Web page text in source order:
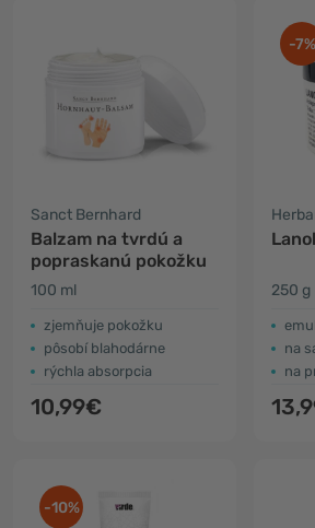
Sanct Bernhard
Balzam na tvrdú a
popraskanú pokožku
100 ml
zjemňuje pokožku
pôsobí blahodárne
rýchla absorpcia
10,99€
-7%
250 g
na
na
-10%